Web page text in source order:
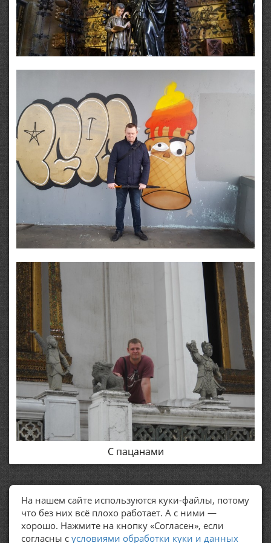
С пацанами
ПОЛЕЗНЫЕ ССЫЛКИ
Политика обработки персональных данных
На нашем сайте используются куки-файлы, потому
что без них всё плохо работает. А с ними —
хорошо. Нажмите на кнопку «Согласен», если
согласны с условиями обработки куки и данных